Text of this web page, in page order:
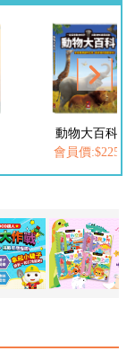
會員價:$252